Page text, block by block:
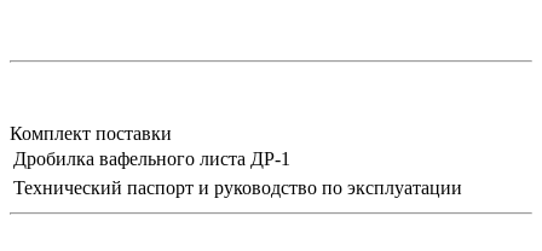
Комплект поставки
Дробилка вафельного листа ДР-1
Технический паспорт и руководство по эксплуатации